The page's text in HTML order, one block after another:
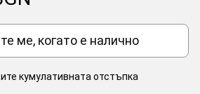
ме, когато е налично
кумулативната отстъпка